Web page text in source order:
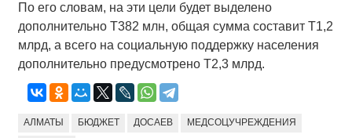
По его словам, на эти цели будет выделено
дополнительно Т382 млн, общая сумма составит Т1,2
млрд, а всего на социальную поддержку населения
дополнительно предусмотрено Т2,3 млрд.
АЛМАТЫ БЮДЖЕТ ДОСАЕВ МЕДСОЦУЧРЕЖДЕНИЯ